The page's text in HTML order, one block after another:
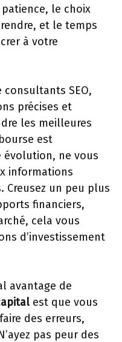
le choix
et le temps
à votre
SEO,
précises et
les meilleures
est
ne vous
informations
Creusez un peu plus
financiers,
cela vous
d’investissement
avantage de
est que vous
des erreurs,
pas peur des